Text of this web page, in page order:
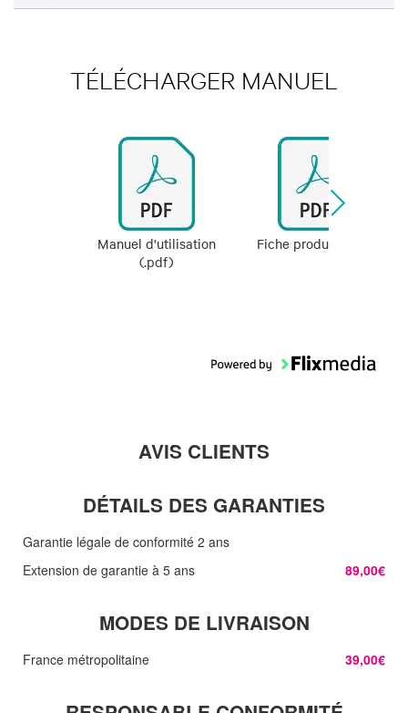
TÉLÉCHARGER MANUEL
Manuel d'utilisation
(.pdf)
Fiche produit (.pdf)
AVIS CLIENTS
DÉTAILS DES GARANTIES
Garantie légale de conformité 2 ans
Extension de garantie à 5 ans
89,00€
MODES DE LIVRAISON
France métropolitaine 39,00€